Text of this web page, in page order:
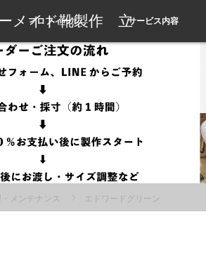
メイド靴製作 立
プロフィール サービス内容
メンテナンス エドワードグリーン